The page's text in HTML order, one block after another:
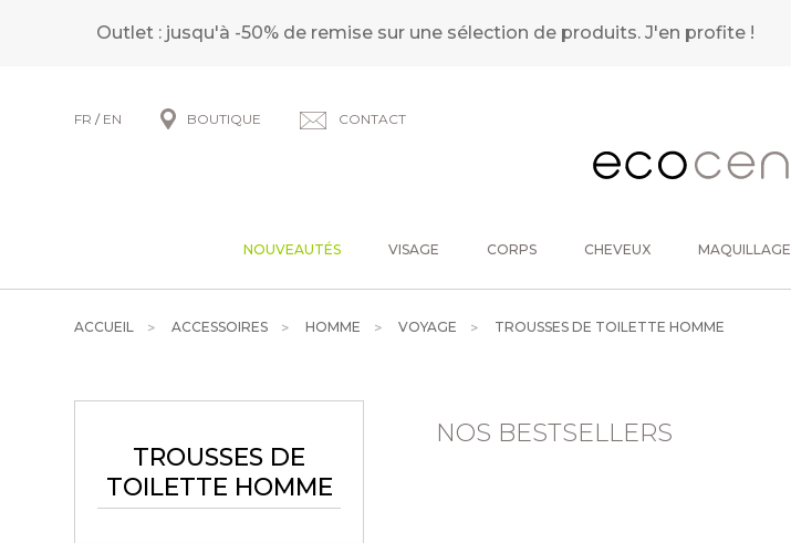
Outlet : jusqu'à -50% de remise sur une sélection de produits.J'en profite !
FR / EN BOUTIQUE CONTACT
NOUVEAUTÉS VISAGE CORPS CHEVEUX MAQUILLAGE
ACCUEIL ACCESSOIRES HOMME VOYAGE TROUSSES DE TOILETTE HOMME
TROUSSES DE
TOILETTE HOMME
NOS BESTSELLERS